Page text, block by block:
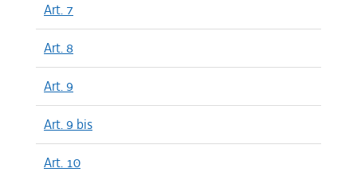
Art. 7
Art. 8
Art. 9
Art. 9 bis
Art. 10